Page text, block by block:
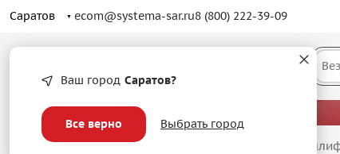
Саратов ecom@systema-sar.ru8 (800) 222-39-09
Ваш город Саратов?
Все верно Выбрать город
— больше, чем просто оптовые цены.
Главная /Абразивные материалы Лепестковые